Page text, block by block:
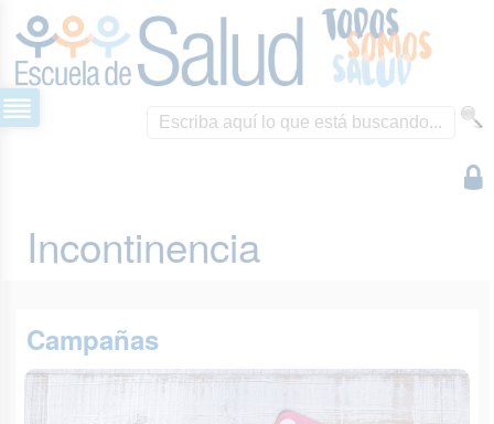
Incontinencia
Campañas